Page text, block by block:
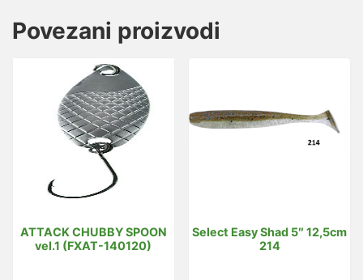
Povezani proizvodi
ATTACK CHUBBY SPOON
vel.1 (FXAT-140120)
Select Easy Shad 5″ 12,5cm
214